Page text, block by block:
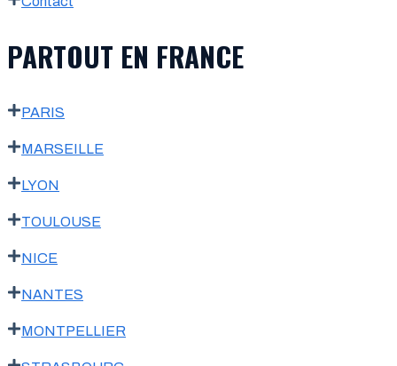
PARTOUT EN FRANCE
PARIS
MARSEILLE
LYON
TOULOUSE
NICE
NANTES
MONTPELLIER